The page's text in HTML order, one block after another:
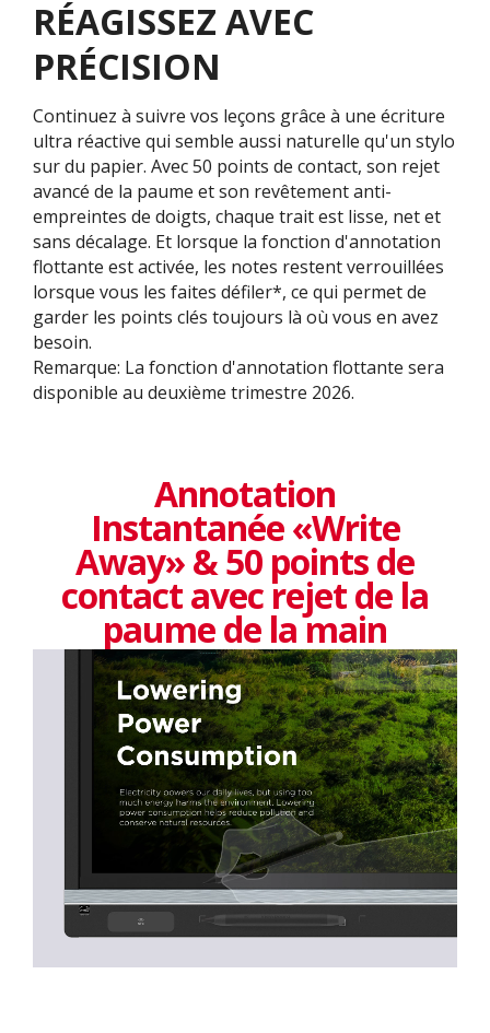
RÉAGISSEZ AVEC
PRÉCISION
Continuez à suivre vos leçons grâce à une écriture
ultra réactive qui semble aussi naturelle qu'un stylo
sur du papier. Avec 50 points de contact, son rejet
avancé de la paume et son revêtement anti-
empreintes de doigts, chaque trait est lisse, net et
sans décalage. Et lorsque la fonction d'annotation
flottante est activée, les notes restent verrouillées
lorsque vous les faites défiler*, ce qui permet de
garder les points clés toujours là où vous en avez
besoin.
Remarque: La fonction d'annotation flottante sera
disponible au deuxième trimestre 2026.
Annotation
Instantanée «Write
Away» & 50 points de
contact avec rejet de la
paume de la main